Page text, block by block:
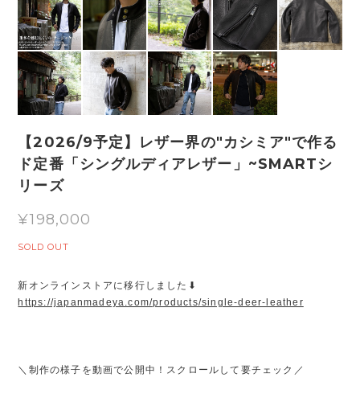
【2026/9予定】レザー界の"カシミア"で作る
ド定番「シングルディアレザー」~SMARTシ
リーズ
¥198,000
SOLD OUT
新オンラインストアに移行しました⬇︎
https://japanmadeya.com/products/single-deer-leather
＼制作の様子を動画で公開中！スクロールして要チェック／